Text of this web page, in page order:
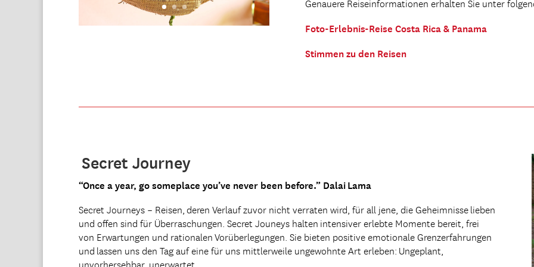
Genauere Reiseinformationen erhalten Sie unter
Foto-Erlebnis-Reise Costa Rica & Panama
Stimmen zu den Reisen
Secret Journey
“Once a year, go someplace you’ve never been before.” Dalai Lama
Secret Journeys – Reisen, deren Verlauf zuvor nicht verraten wird, für all jene, die Geheimnisse lieben
und offen sind für Überraschungen. Secret Jouneys halten intensiver erlebte Momente bereit, frei
von Erwartungen und rationalen Vorüberlegungen. Sie bieten positive emotionale Grenzerfahrungen
und lassen uns den Tag auf eine für uns mittlerweile ungewohnte Art erleben: Ungeplant,
unvorhersehbar, unerwartet.